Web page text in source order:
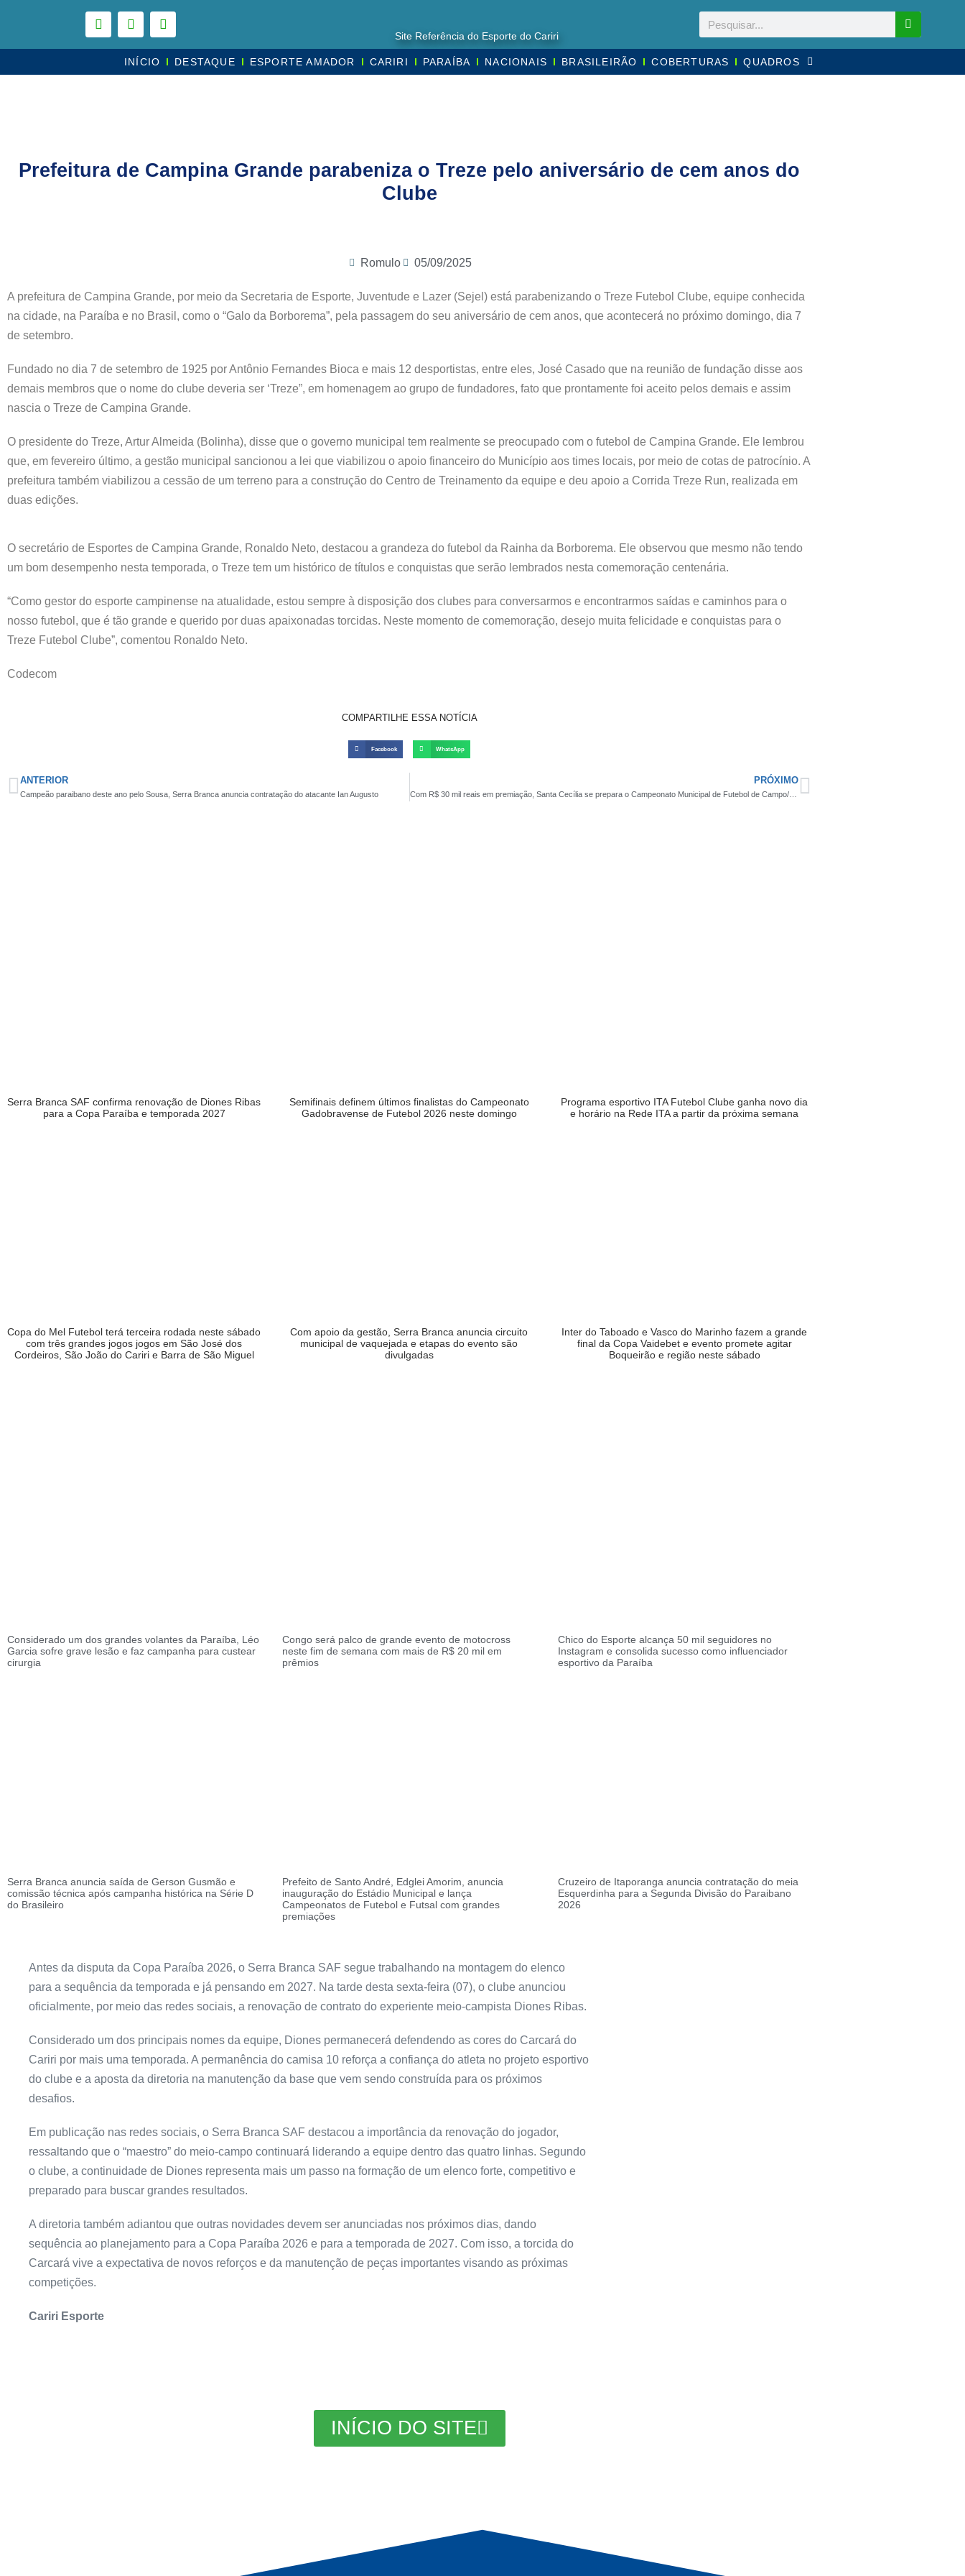
Site Referência do Esporte do Cariri
INÍCIO DESTAQUE ESPORTE AMADOR CARIRI PARAÍBA NACIONAIS BRASILEIRÃO COBERTURAS QUADROS
Prefeitura de Campina Grande parabeniza o Treze pelo aniversário de cem anos do
Clube
Romulo 05/09/2025
A prefeitura de Campina Grande, por meio da Secretaria de Esporte, Juventude e Lazer (Sejel) está parabenizando o Treze Futebol Clube, equipe conhecida
na cidade, na Paraíba e no Brasil, como o “Galo da Borborema”, pela passagem do seu aniversário de cem anos, que acontecerá no próximo domingo, dia 7
de setembro.
Fundado no dia 7 de setembro de 1925 por Antônio Fernandes Bioca e mais 12 desportistas, entre eles, José Casado que na reunião de fundação disse aos
demais membros que o nome do clube deveria ser ‘Treze”, em homenagem ao grupo de fundadores, fato que prontamente foi aceito pelos demais e assim
nascia o Treze de Campina Grande.
O presidente do Treze, Artur Almeida (Bolinha), disse que o governo municipal tem realmente se preocupado com o futebol de Campina Grande. Ele lembrou
que, em fevereiro último, a gestão municipal sancionou a lei que viabilizou o apoio financeiro do Município aos times locais, por meio de cotas de patrocínio. A
prefeitura também viabilizou a cessão de um terreno para a construção do Centro de Treinamento da equipe e deu apoio a Corrida Treze Run, realizada em
duas edições.
O secretário de Esportes de Campina Grande, Ronaldo Neto, destacou a grandeza do futebol da Rainha da Borborema. Ele observou que mesmo não tendo
um bom desempenho nesta temporada, o Treze tem um histórico de títulos e conquistas que serão lembrados nesta comemoração centenária.
“Como gestor do esporte campinense na atualidade, estou sempre à disposição dos clubes para conversarmos e encontrarmos saídas e caminhos para o
nosso futebol, que é tão grande e querido por duas apaixonadas torcidas. Neste momento de comemoração, desejo muita felicidade e conquistas para o
Treze Futebol Clube”, comentou Ronaldo Neto.
Codecom
COMPARTILHE ESSA NOTÍCIA
Facebook WhatsApp
ANTERIOR
Campeão paraibano deste ano pelo Sousa, Serra Branca anuncia contratação do atacante Ian Augusto
PRÓXIMO
Com R$ 30 mil reais em premiação, Santa Cecília se prepara o Campeonato Municipal de Futebol de Campo/Série A 2025
Serra Branca SAF confirma renovação de Diones Ribas
para a Copa Paraíba e temporada 2027
Semifinais definem últimos finalistas do Campeonato
Gadobravense de Futebol 2026 neste domingo
Programa esportivo ITA Futebol Clube ganha novo dia
e horário na Rede ITA a partir da próxima semana
Copa do Mel Futebol terá terceira rodada neste sábado
com três grandes jogos jogos em São José dos
Cordeiros, São João do Cariri e Barra de São Miguel
Com apoio da gestão, Serra Branca anuncia circuito
municipal de vaquejada e etapas do evento são
divulgadas
Inter do Taboado e Vasco do Marinho fazem a grande
final da Copa Vaidebet e evento promete agitar
Boqueirão e região neste sábado
Considerado um dos grandes volantes da Paraíba, Léo
Garcia sofre grave lesão e faz campanha para custear
cirurgia
Congo será palco de grande evento de motocross
neste fim de semana com mais de R$ 20 mil em
prêmios
Chico do Esporte alcança 50 mil seguidores no
Instagram e consolida sucesso como influenciador
esportivo da Paraíba
Serra Branca anuncia saída de Gerson Gusmão e
comissão técnica após campanha histórica na Série D
do Brasileiro
Prefeito de Santo André, Edglei Amorim, anuncia
inauguração do Estádio Municipal e lança
Campeonatos de Futebol e Futsal com grandes
premiações
Cruzeiro de Itaporanga anuncia contratação do meia
Esquerdinha para a Segunda Divisão do Paraibano
2026
Antes da disputa da Copa Paraíba 2026, o Serra Branca SAF segue trabalhando na montagem do elenco
para a sequência da temporada e já pensando em 2027. Na tarde desta sexta-feira (07), o clube anunciou
oficialmente, por meio das redes sociais, a renovação de contrato do experiente meio-campista Diones Ribas.
Considerado um dos principais nomes da equipe, Diones permanecerá defendendo as cores do Carcará do
Cariri por mais uma temporada. A permanência do camisa 10 reforça a confiança do atleta no projeto esportivo
do clube e a aposta da diretoria na manutenção da base que vem sendo construída para os próximos
desafios.
Em publicação nas redes sociais, o Serra Branca SAF destacou a importância da renovação do jogador,
ressaltando que o “maestro” do meio-campo continuará liderando a equipe dentro das quatro linhas. Segundo
o clube, a continuidade de Diones representa mais um passo na formação de um elenco forte, competitivo e
preparado para buscar grandes resultados.
A diretoria também adiantou que outras novidades devem ser anunciadas nos próximos dias, dando
sequência ao planejamento para a Copa Paraíba 2026 e para a temporada de 2027. Com isso, a torcida do
Carcará vive a expectativa de novos reforços e da manutenção de peças importantes visando as próximas
competições.
Cariri Esporte
INÍCIO DO SITE